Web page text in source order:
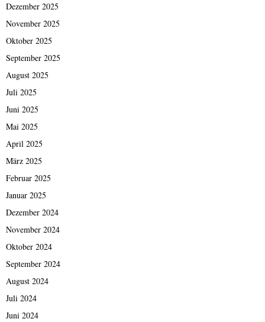
Dezember 2025
November 2025
Oktober 2025
September 2025
August 2025
Juli 2025
Juni 2025
Mai 2025
April 2025
März 2025
Februar 2025
Januar 2025
Dezember 2024
November 2024
Oktober 2024
September 2024
August 2024
Juli 2024
Juni 2024